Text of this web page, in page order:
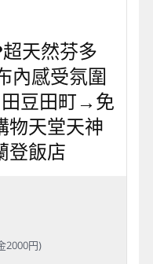
天然芬多
內感受氛圍
豆田町→免
天堂天神
登飯店
2000円)